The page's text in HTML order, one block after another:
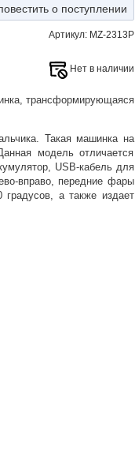
о поступлении
Артикул: MZ-2313P
Нет в наличии
трансформирующаяся
Такая машинка на
модель отличается
USB-кабель для
вправо, передние фары
а также издает